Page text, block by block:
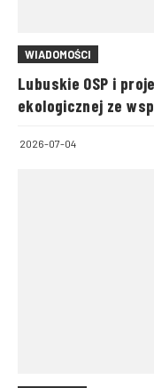
WIADOMOŚCI
Lubuskie OSP i
ekologicznej ze
2026-07-04